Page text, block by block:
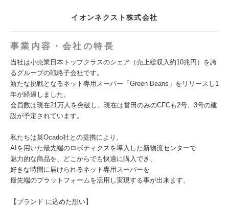
イオンネクスト株式会社
事業内容・会社の特長
当社は小売業日本トップクラスのシェア（売上総収入約10兆円）を誇
るグループの戦略子会社です。
新たな挑戦となるネット専用スーパー「Green Beans」をリリースし1
年が経過しました。
会員数は現在21万人を突破し、現在は誉田のみのCFCも2号、3号の建
設が予定されています。
私たちは英Ocado社との提携により、
AIを用いた最先端のロボティクスを導入した新物流センターで
魅力的な商品を、どこからでも快適に購入でき、
好きな時間に届けられるネット専用スーパーを
最先端のプラットフォームを活用し実現する事が出来ます。
【ブランド に込めた想い】